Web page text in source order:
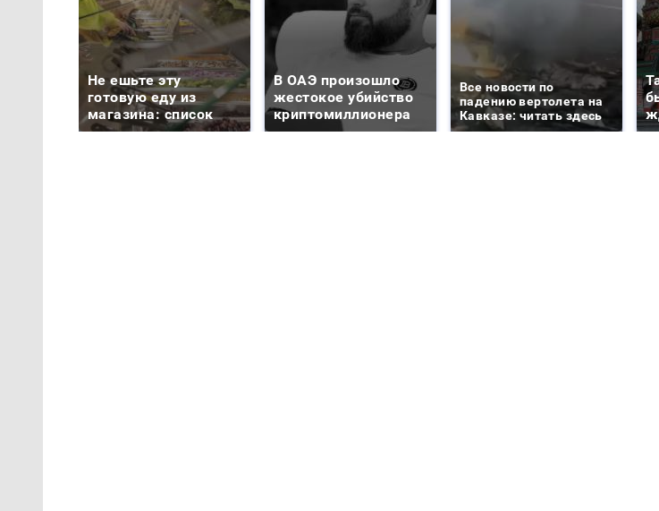
Не ешьте эту
готовую еду из
магазина: список
В ОАЭ произошло
жестокое убийство
криптомиллионера
Все новости по
падению вертолета на
Кавказе: читать здесь